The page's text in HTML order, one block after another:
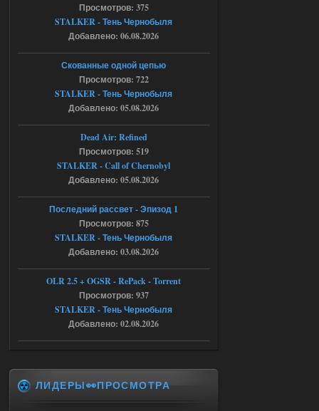
DEDULYA-1967
Поставил на чистый сталкер
10006, сразу
вылет [error]Arguments :
msg_box_kicked_by_server:picture
Ответить ➤
Спавнер + Правки + Античит - Dead
City Final
Stalker-Mods-Clan-su
Доступно только для пользователей
Ответить ➤
06.08.2026
Спавнер + Правки + Античит - Dead
City Final
09:16
Michman1970
Что то не работает спавнер,
все устанавливал по
мануалу......
Просмотров: 375
STALKER - Тень Чернобыля
Добавлено: 06.08.2026
Скованные одной цепью
Просмотров: 722
STALKER - Тень Чернобыля
Добавлено: 05.08.2026
Dead Air: Refined
Просмотров: 519
STALKER - Call of Chernobyl
Добавлено: 05.08.2026
Последний рассвет - Эпизод 1
Просмотров: 875
STALKER - Тень Чернобыля
Добавлено: 03.08.2026
OLR 2.5 + OGSR - RePack - Torrent
Просмотров: 937
STALKER - Тень Чернобыля
Добавлено: 02.08.2026
ЛИДЕРЫ👀ПРОСМОТРА